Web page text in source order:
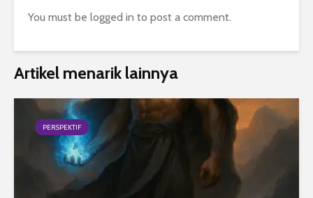
You must be logged in to post a comment.
Artikel menarik lainnya
PERSPEKTIF